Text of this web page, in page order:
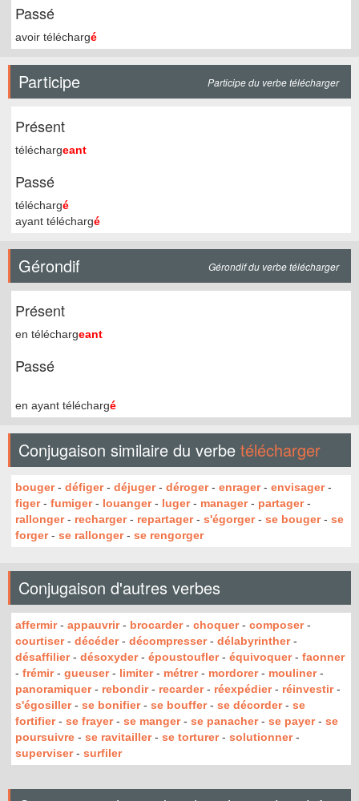
Passé
avoir téléchargé
Participe Participe du verbe télécharger
Présent
téléchargeant
Passé
téléchargé
ayant téléchargé
Gérondif Gérondif du verbe télécharger
Présent
en téléchargeant
Passé
en ayant téléchargé
Conjugaison similaire du verbe télécharger
bouger- défiger- déjuger- déroger- enrager- envisager-
figer- fumiger- louanger- luger- manager- partager-
rallonger- recharger- repartager- s'égorger- se bouger- se
forger- se rallonger- se rengorger
Conjugaison d'autres verbes
affermir- appauvrir- brocarder- choquer- composer-
courtiser- décéder- décompresser- délabyrinther-
désaffilier- désoxyder- époustoufler- équivoquer- faonner
- frémir- gueuser- limiter- métrer- mordorer- mouliner-
panoramiquer- rebondir- recarder- réexpédier- réinvestir-
s'égosiller- se bonifier- se bouffer- se décorder- se
fortifier- se frayer- se manger- se panacher- se payer- se
poursuivre - se ravitailler- se torturer- solutionner-
superviser- surfiler